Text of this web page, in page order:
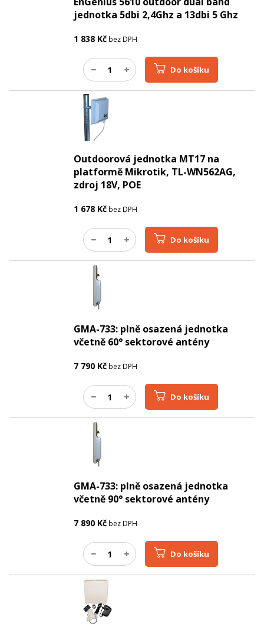
jednotka 5dbi 2,4Ghz a 13dbi 5 Ghz
1 838 Kčbez DPH
Do košíku
Outdoorová jednotka MT17 na
platformě Mikrotik, TL-WN562AG,
zdroj 18V, POE
1 678 Kčbez DPH
Do košíku
GMA-733: plně osazená jednotka
včetně 60° sektorové antény
7 790 Kčbez DPH
Do košíku
GMA-733: plně osazená jednotka
včetně 90° sektorové antény
7 890 Kčbez DPH
Do košíku